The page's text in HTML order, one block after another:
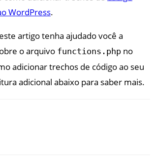
WordPress.
artigo tenha ajudado você a
o arquivo functions.php no
adicionar trechos de código ao seu
adicional abaixo para saber mais.